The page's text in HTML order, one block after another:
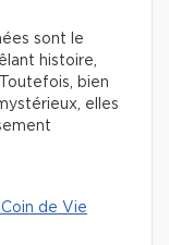
sont le
histoire,
bien
elles
de Vie